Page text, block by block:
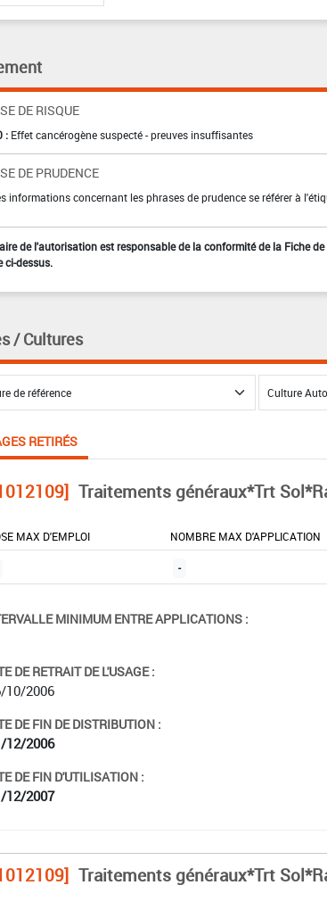
DE RISQUE
: Effet cancérogène suspecté - preuves insuffisantes
DE PRUDENCE
informations concernant les phrases de prudence se référer à
de l'autorisation est responsable de la conformité de la Fiche
ci-dessus.
/ Cultures
RETIRÉS
Traitements généraux*Trt
MAX D'EMPLOI NOMBRE MAX D'APPLICATION
-
MINIMUM ENTRE APPLICATIONS :
DE RETRAIT DE L'USAGE :
10/2006
DE FIN DE DISTRIBUTION :
12/2006
DE FIN D'UTILISATION :
12/2007
Traitements généraux*Trt